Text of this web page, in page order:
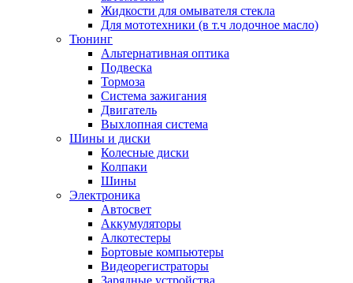
Жидкости для омывателя стекла
Для мототехники (в т.ч лодочное масло)
Тюнинг
Альтернативная оптика
Подвеска
Тормоза
Система зажигания
Двигатель
Выхлопная система
Шины и диски
Колесные диски
Колпаки
Шины
Электроника
Автосвет
Аккумуляторы
Алкотестеры
Бортовые компьютеры
Видеорегистраторы
Зарядные устройства